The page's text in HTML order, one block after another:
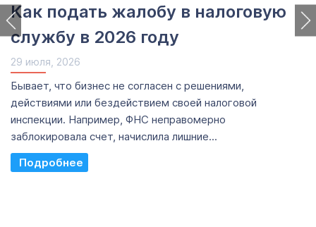
Как подать жалобу в налоговую
службу в 2026 году
29 июля, 2026
Бывает, что бизнес не согласен с решениями,
действиями или бездействием своей налоговой
инспекции. Например, ФНС неправомерно
заблокировала счет, начислила лишние...
Read More